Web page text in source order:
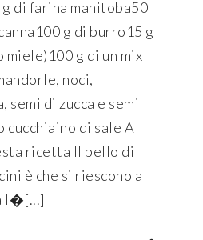
g di farina manitoba50
g di burro15 g
miele)100 g di un mix
noci,
semi di zucca e semi
cucchiaino di sale A
ricetta Il bello di
è che si riescono a
l�[...]